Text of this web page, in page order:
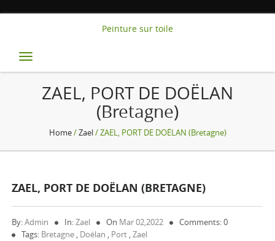
Peinture sur toile
Toggle
navigation
ZAEL, PORT DE DOËLAN
(Bretagne)
Home/Zael/ ZAEL, PORT DE DOËLAN (Bretagne)
ZAEL, PORT DE DOËLAN (BRETAGNE)
By:Admin In:Zael On Mar 02,2022
Comments: 0
Tags: Bretagne , Doëlan , Port ,Zael